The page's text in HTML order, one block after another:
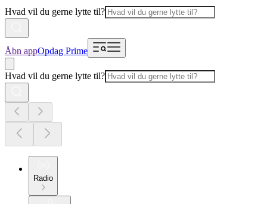
Hvad vil du gerne lytte til?
Åbn appOpdag Prime
Hvad vil du gerne lytte til?
Radio